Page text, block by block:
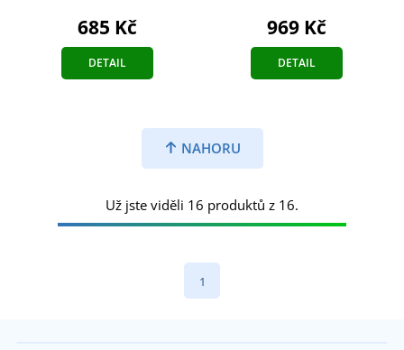
685 Kč
DETAIL
969 Kč
DETAIL
NAHORU
Už jste viděli 16 produktů z 16.
1